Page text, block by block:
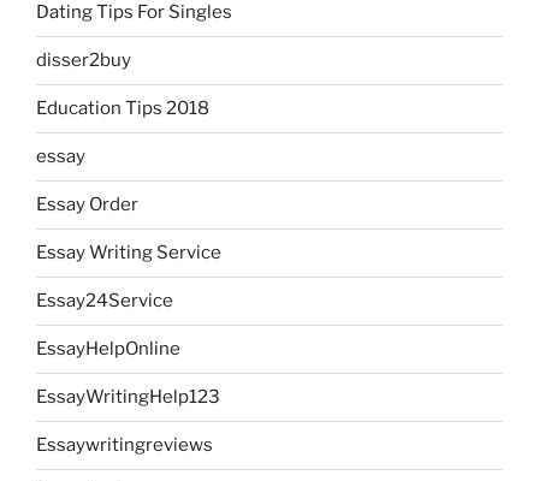
Dating Tips For Singles
disser2buy
Education Tips 2018
essay
Essay Order
Essay Writing Service
Essay24Service
EssayHelpOnline
EssayWritingHelp123
Essaywritingreviews